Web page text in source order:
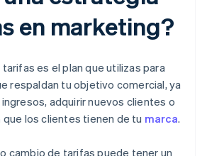
en marketing?
es el plan que utilizas para
respaldan tu objetivo comercial, ya
adquirir nuevos clientes o
los clientes tienen de tu marca.
cambio de tarifas puede tener un